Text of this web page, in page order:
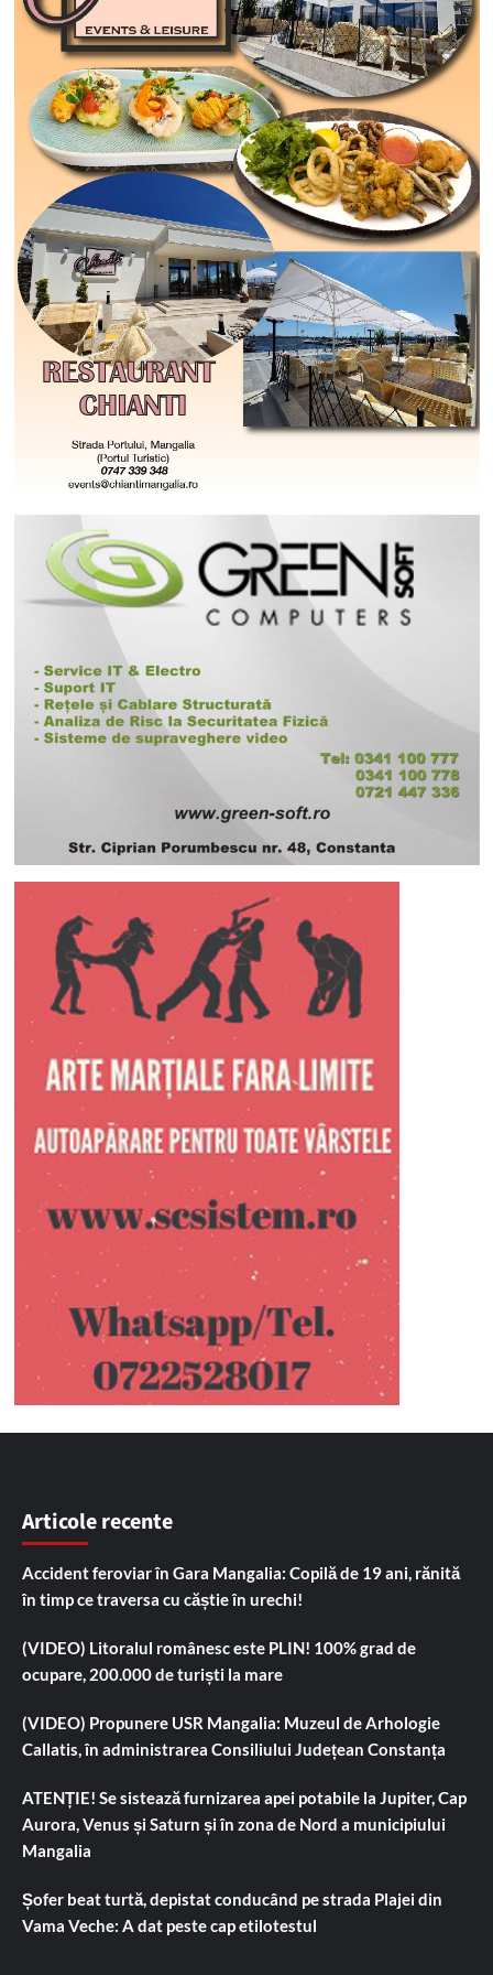
Articole recente
Accident feroviar în Gara Mangalia: Copilă de 19 ani, rănită
în timp ce traversa cu căștie în urechi!
(VIDEO) Litoralul românesc este PLIN! 100% grad de
ocupare, 200.000 de turiști la mare
(VIDEO) Propunere USR Mangalia: Muzeul de Arhologie
Callatis, în administrarea Consiliului Județean Constanța
ATENȚIE! Se sistează furnizarea apei potabile la Jupiter, Cap
Aurora, Venus și Saturn și în zona de Nord a municipiului
Mangalia
Șofer beat turtă, depistat conducând pe strada Plajei din
Vama Veche: A dat peste cap etilotestul